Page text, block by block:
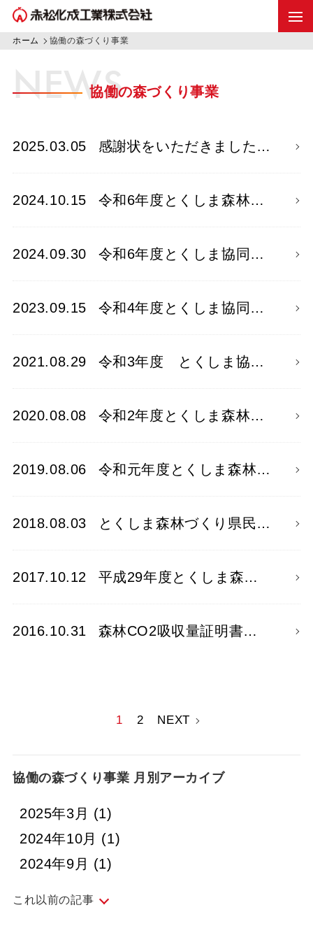
ホーム 協働の森づくり事業
NEWS協働の森づくり事業
2025.03.05 感謝状をいただきました…
2024.10.15 令和6年度とくしま森林…
2024.09.30 令和6年度とくしま協同…
2023.09.15 令和4年度とくしま協同…
2021.08.29 令和3年度 とくしま協…
2020.08.08 令和2年度とくしま森林…
2019.08.06 令和元年度とくしま森林…
2018.08.03 とくしま森林づくり県民…
2017.10.12 平成29年度とくしま森…
2016.10.31 森林CO2吸収量証明書…
1 2 NEXT
協働の森づくり事業 月別アーカイブ
2025年3月 (1)
2024年10月 (1)
2024年9月 (1)
これ以前の記事